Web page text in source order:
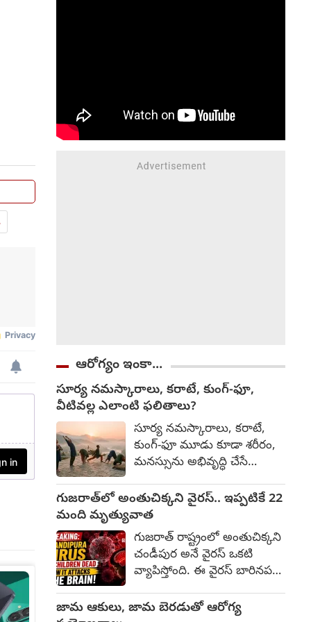
చెందిన రాజేశ్వర రావు ఖమ్మం
భార్యతో కాపురం వుంటున్నాడు.
వీరికి ఇద్దరు ఆడపిల్లలు. రాజేశ్వర
ఆరోగ్యం ఇంకా...
సూర్య నమస్కారాలు, కరాటే, కుంగ్-ఫూ,
వీటివల్ల ఎలాంటి ఫలితాలు?
సూర్య నమస్కారాలు, కరాటే,
కుంగ్-ఫూ మూడు కూడా శరీరం,
మనస్సును అభివృద్ధి చేసే
ఫలితాల్లో కొంత తేడా ఉంటుంది.
వేటివల్ల ఎలాంటి ఫలితాలు
వుంటాయో తెలుసుకుందాము.
సూర్య నమస్కారాలు శరీరంలోని
దాదాపు అన్ని కండరాలు
పనిచేస్తాయి. వెన్నెముక వంగే శక్తి
పెరుగుతుంది. గుండె,
ఊపిరితిత్తుల పనితీరు
గుజరాత్‌లో అంతుచిక్కని వైరస్.. ఇప్పటికే 22
మంది మృత్యువాత
గుజరాత్ రాష్ట్రంలో అంతుచిక్కని
చండీపుర అనే వైరస్ ఒకటి
వ్యాపిస్తోంది. ఈ వైరస్ బారినపడి
మృత్యువాతపడ్డారు. మరో 35
జామ ఆకులు, జామ బెరడుతో ఆరోగ్య